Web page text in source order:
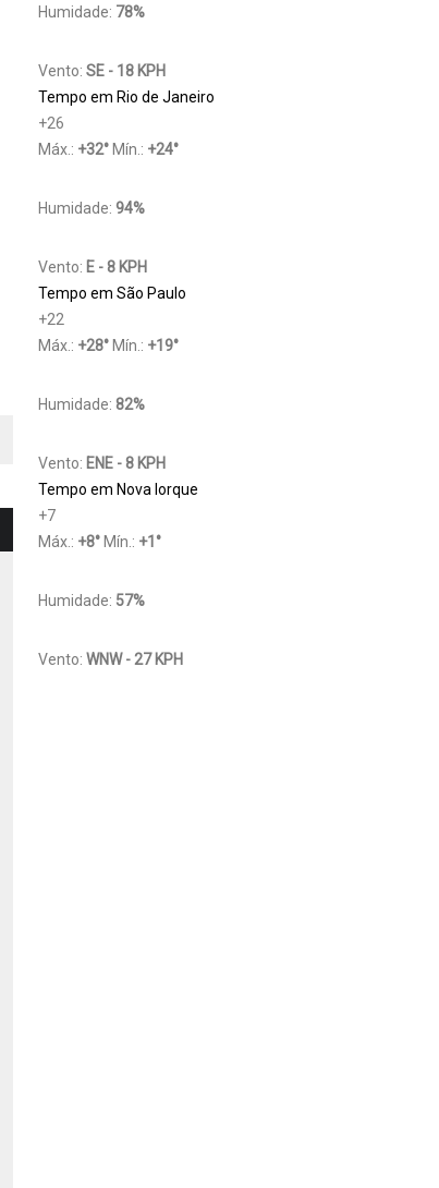
Humidade: 78%
Vento:SE - 18 KPH
Tempo em Rio de Janeiro
+26
Máx.: +32° Mín.: +24°
Humidade:94%
Vento: E - 8 KPH
Tempo em São Paulo
+22
Máx.: +28° Mín.: +19°
Humidade:82%
Vento: ENE - 8 KPH
Tempo em Nova Iorque
+7
Máx.: +8° Mín.: +1 °
Humidade: 57%
Vento:WNW - 27 KPH